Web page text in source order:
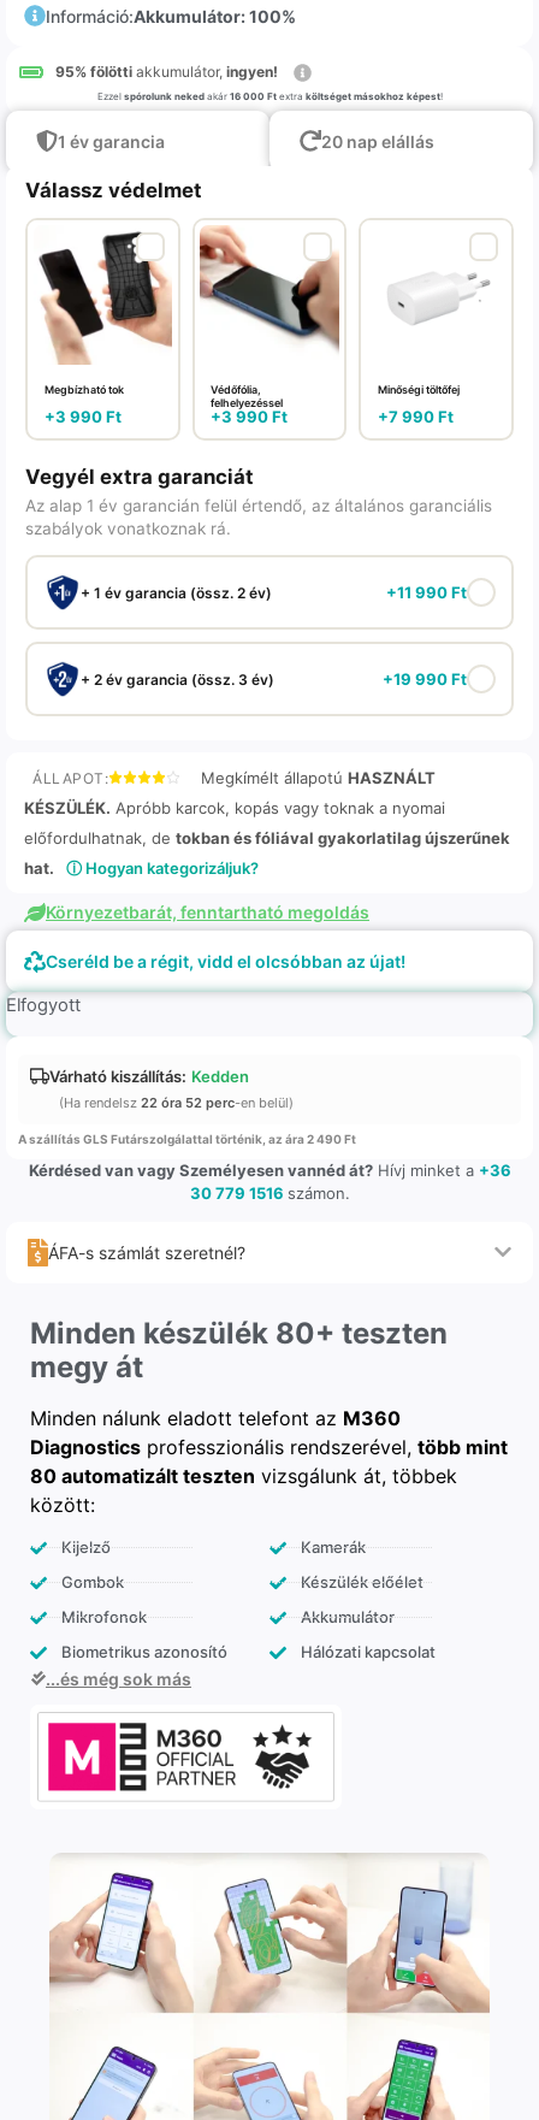
Információ:Akkumulátor: 100%
95% fölötti akkumulátor, ingyen!
Ezzel spórolunk nekedakár 16 000 Ftextra költséget másokhoz képest!
1 év garancia 20 nap elállás
Válassz védelmet
Megbízható tok
+3 990Ft
Védőfólia,
felhelyezéssel
+3 990Ft
Minőségi töltőfej
+7 990Ft
Vegyél extra garanciát
Az alap 1 év garancián felül értendő, az általános garanciális
szabályok vonatkoznak rá.
+ 1 év garancia (össz. 2 év) +11 990Ft
+ 2 év garancia (össz. 3 év) +19 990Ft
ÁLLAPOT: Megkímélt állapotú HASZNÁLT
KÉSZÜLÉK. Apróbb karcok, kopás vagy toknak a nyomai
előfordulhatnak, de tokban és fóliával gyakorlatilag újszerűnek
hat.
ⓘ Hogyan kategorizáljuk?
Környezetbarát, fenntartható megoldás
Cseréld be a régit, vidd el olcsóbban az újat!
Elfogyott
Várható kiszállítás: Kedden
(Ha rendelsz 22 óra 52 perc-en belül)
A szállítás GLS Futárszolgálattal történik, az ára 2 490 Ft
Kérdésed van vagy Személyesen vannéd át?Hívj minket a +36
30 779 1516 számon.
ÁFA-s számlát szeretnél?
Minden készülék 80+ teszten
megy át
Minden nálunk eladott telefont az M360
Diagnostics professzionális rendszerével, több mint
80 automatizált teszten vizsgálunk át, többek
között:
Kijelző
Gombok
Mikrofonok
Biometrikus azonosító
Kamerák
Készülék előélet
Akkumulátor
Hálózati kapcsolat
...és még sok más